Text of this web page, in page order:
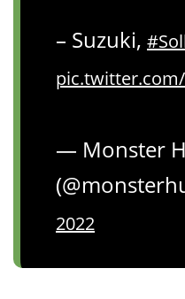
– Suzuki,
— Monster
2022